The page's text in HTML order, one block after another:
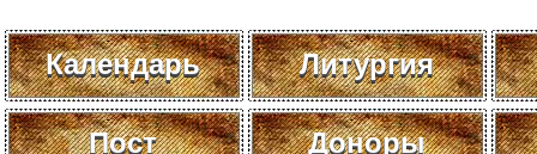
Календарь Литургия
Пост Доноры